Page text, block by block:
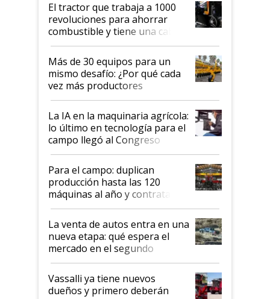
El tractor que trabaja a 1000
revoluciones para ahorrar
combustible y tiene una cabina
que parece una computadora:
lo último en el mundo,
disponible en Argentina
Más de 30 equipos para un
mismo desafío: ¿Por qué cada
vez más productores
incorporan fertilizante bajo
tierra?
La IA en la maquinaria agrícola:
lo último en tecnología para el
campo llegó al Congreso
Aapresid 2026
Para el campo: duplican
producción hasta las 120
máquinas al año y contratan
especialistas de la industria
automotriz para lograrlo
La venta de autos entra en una
nueva etapa: qué espera el
mercado en el segundo
semestre
Vassalli ya tiene nuevos
dueños y primero deberán